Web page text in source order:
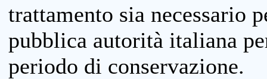
trattamento sia necessario
pubblica autorità italiana
periodo di conservazione.